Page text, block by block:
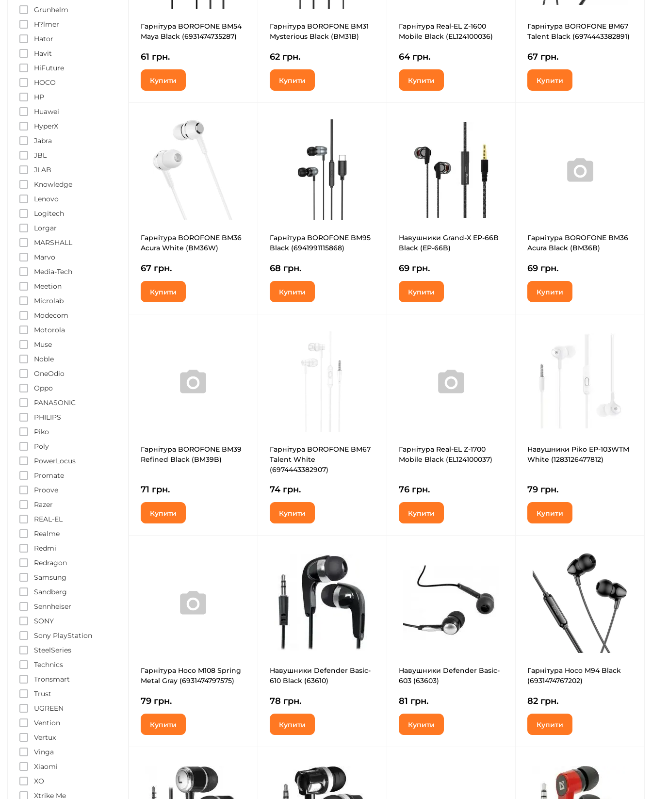
Grunhelm
H?lmer
Hator
Havit
HiFuture
HOCO
HP
Huawei
HyperX
Jabra
JBL
JLAB
Knowledge
Lenovo
Logitech
Lorgar
MARSHALL
Marvo
Media-Tech
Meetion
Microlab
Modecom
Motorola
Muse
Noble
OneOdio
Oppo
PANASONIC
PHILIPS
Piko
Poly
PowerLocus
Promate
Proove
Razer
REAL-EL
Realme
Redmi
Redragon
Samsung
Sandberg
Sennheiser
SONY
Sony PlayStation
SteelSeries
Technics
Tronsmart
Trust
UGREEN
Vention
Vertux
Vinga
Xiaomi
XO
Xtrike Me
Гарнітура BOROFONE BM54
Maya Black (6931474735287)
61 грн.
Купити
Гарнітура BOROFONE BM31
Mysterious Black (BM31B)
62 грн.
Купити
Гарнітура Real-EL Z-1600
Mobile Black (EL124100036)
64 грн.
Купити
Гарнітура BOROFONE BM67
Talent Black (6974443382891)
67 грн.
Купити
Гарнітура BOROFONE BM36
Acura White (BM36W)
67 грн.
Купити
Гарнітура BOROFONE BM95
Black (6941991115868)
68 грн.
Купити
Навушники Grand-X EP-66B
Black (EP-66B)
69 грн.
Купити
Гарнітура BOROFONE BM36
Acura Black (BM36B)
69 грн.
Купити
Гарнітура BOROFONE BM39
Refined Black (BM39B)
71 грн.
Купити
Гарнітура BOROFONE BM67
Talent White
(6974443382907)
74 грн.
Купити
Гарнітура Real-EL Z-1700
Mobile Black (EL124100037)
76 грн.
Купити
Навушники Piko EP-103WTM
White (1283126477812)
79 грн.
Купити
Гарнітура Hoco M108 Spring
Metal Gray (6931474797575)
79 грн.
Купити
Навушники Defender Basic-
610 Black (63610)
78 грн.
Купити
Навушники Defender Basic-
603 (63603)
81 грн.
Купити
Гарнітура Hoco M94 Black
(6931474767202)
82 грн.
Купити